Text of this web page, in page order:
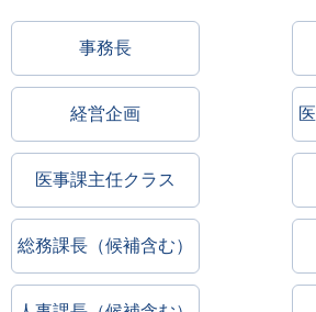
事務長
経営企画
医事課主任クラス
総務課長（候補含む）